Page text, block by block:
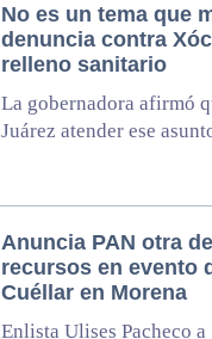
No es un tema que
denuncia contra
relleno sanitario
La gobernadora afirmó
Juárez atender ese
Anuncia PAN otra
recursos en evento
Cuéllar en Morena
Enlista Ulises Pacheco